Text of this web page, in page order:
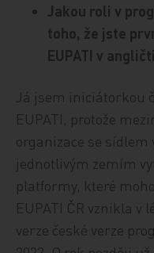
Jakou roli v
toho, že jste
EUPATI v
Já jsem iniciátorkou
EUPATI, protože
organizace se
jednotlivým zemím
platformy, které
EUPATI ČR vznikla v
verze české verze